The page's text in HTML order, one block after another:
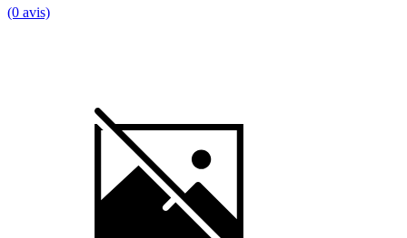
(0 avis)